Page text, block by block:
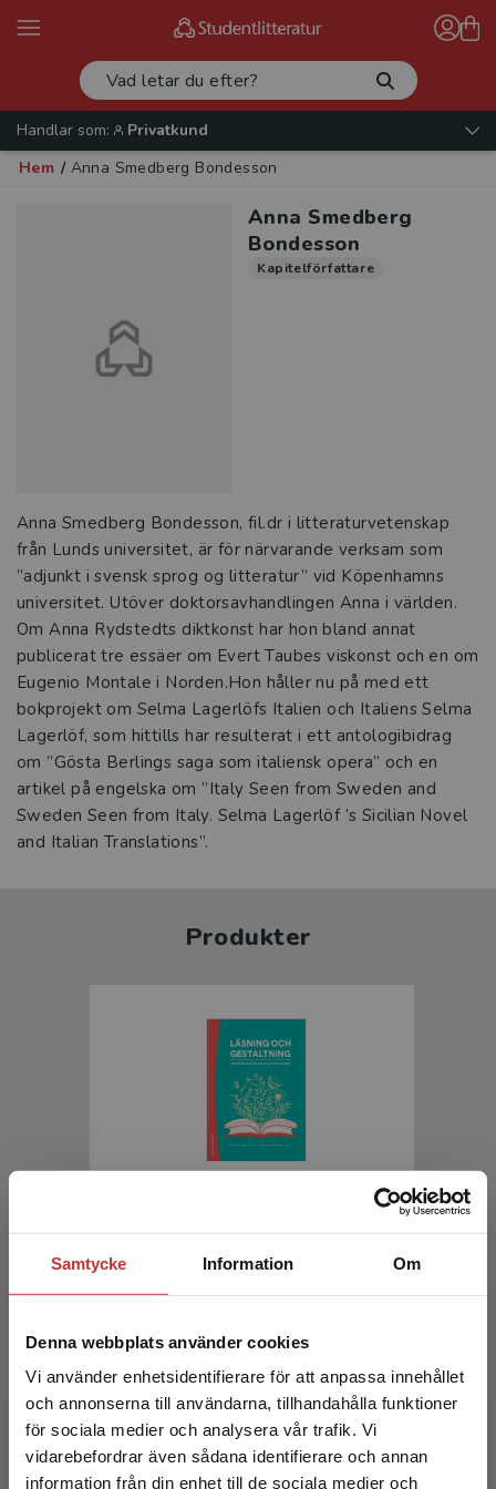
Samtycke Information Om
Denna webbplats använder cookies
Vi använder enhetsidentifierare för att anpassa innehållet
och annonserna till användarna, tillhandahålla funktioner
för sociala medier och analysera vår trafik. Vi
vidarebefordrar även sådana identifierare och annan
information från din enhet till de sociala medier och
Begränsad fraktregion
Handlar som:
Privatkund
Hem / Anna Smedberg Bondesson
Anna Smedberg
Bondesson
Kapitelförfattare
Anna Smedberg Bondesson, fil.dr i litteraturvetenskap
från Lunds universitet, är för närvarande verksam som
”adjunkt i svensk sprog og litteratur” vid Köpenhamns
universitet. Utöver doktorsavhandlingen Anna i världen.
Om Anna Rydstedts diktkonst har hon bland annat
publicerat tre essäer om Evert Taubes viskonst och en om
Eugenio Montale i Norden.Hon håller nu på med ett
bokprojekt om Selma Lagerlöfs Italien och Italiens Selma
Lagerlöf, som hittills har resulterat i ett antologibidrag
om ”Gösta Berlings saga som italiensk opera” och en
artikel på engelska om ”Italy Seen from Sweden and
Sweden Seen from Italy. Selma Lagerlöf ’s Sicilian Novel
and Italian Translations”.
Produkter
Hermansson, K - Nordenstam, A (red.)
341 krinkl. moms